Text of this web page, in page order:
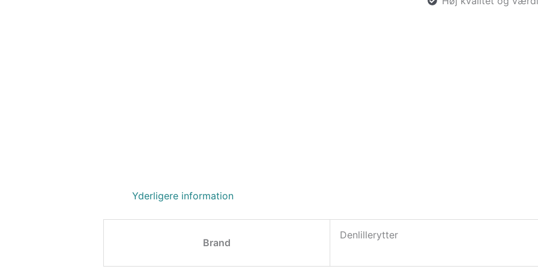
Yderligere information
Brand
Denlillerytter